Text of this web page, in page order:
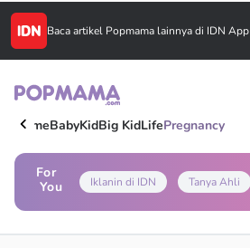
Baca artikel Popmama lainnya di IDN App
HomeBabyKidBig KidLifePregnancy
For
You
Iklanin di IDN Tanya Ahli